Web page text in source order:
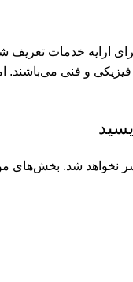
ارایه خدمات تعریف
فیزیکی و فنی می‌باشند.
نخواهد شد. بخش‌های